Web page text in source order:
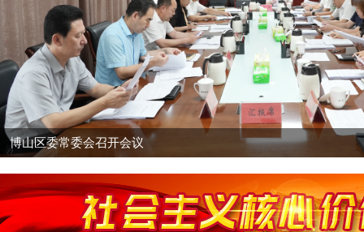
博山区委常委会召开会议